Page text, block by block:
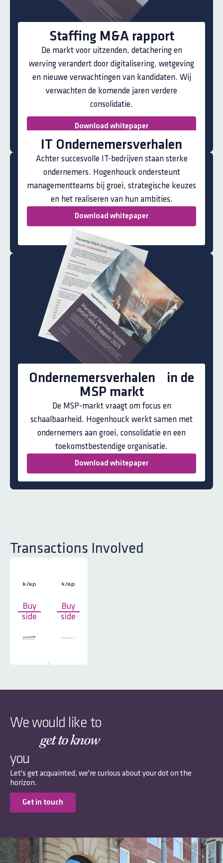
Staffing M&A rapport
De markt voor uitzenden, detachering en
werving verandert door digitalisering, wetgeving
en nieuwe verwachtingen van kandidaten. Wij
verwachten de komende jaren verdere
consolidatie.
Download whitepaper
IT Ondernemersverhalen
Achter succesvolle IT-bedrijven staan sterke
ondernemers. Hogenhouck ondersteunt
managementteams bij groei, strategische keuzes
en het realiseren van hun ambities.
Download whitepaper
Ondernemersverhalen in de
MSP markt
De MSP-markt vraagt om focus en
schaalbaarheid. Hogenhouck werkt samen met
ondernemers aan groei, consolidatie en een
toekomstbestendige organisatie.
Download whitepaper
Transactions Involved
Buy
side
Buy
side
We would like to
get to know
you
Let's get acquainted, we're curious about your dot on the
horizon.
Get in touch